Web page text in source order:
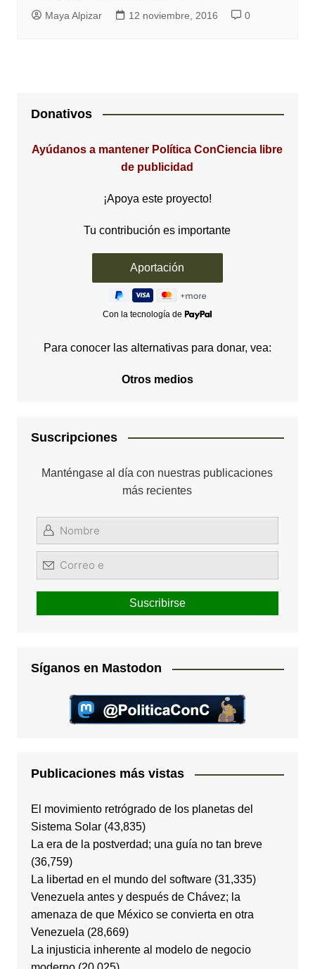
Maya Alpizar 12 noviembre, 2016 0
Donativos
Ayúdanos a mantener Política ConCiencia libre
de publicidad
¡Apoya este proyecto!
Tu contribución es importante
Con la tecnología de
Para conocer las alternativas para donar, vea:
Otros medios
Suscripciones
Manténgase al día con nuestras publicaciones
más recientes
Síganos en Mastodon
Publicaciones más vistas
El movimiento retrógrado de los planetas del
Sistema Solar (43,835)
La era de la postverdad; una guía no tan breve
(36,759)
La libertad en el mundo del software (31,335)
Venezuela antes y después de Chávez; la
amenaza de que México se convierta en otra
Venezuela (28,669)
La injusticia inherente al modelo de negocio